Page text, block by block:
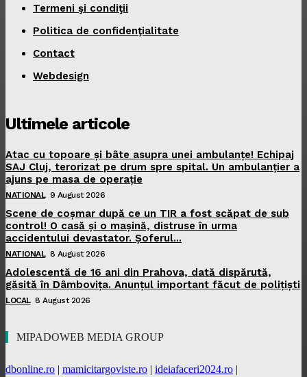
Termeni şi condiţii
Politica de confidenţialitate
Contact
Webdesign
Ultimele articole
Atac cu topoare și bâte asupra unei ambulanțe! Echipaj
SAJ Cluj, terorizat pe drum spre spital. Un ambulanțier a
ajuns pe masa de operație
NATIONAL 9 August 2026
Scene de coșmar după ce un TIR a fost scăpat de sub
control! O casă și o mașină, distruse în urma
accidentului devastator. Șoferul...
NATIONAL 8 August 2026
Adolescentă de 16 ani din Prahova, dată dispărută,
găsită în Dâmbovița. Anunțul important făcut de polițiști
LOCAL 8 August 2026
MIPADOWEB MEDIA GROUP
dbonline.ro | mamicitargoviste.ro | ideiafaceri2024.ro |